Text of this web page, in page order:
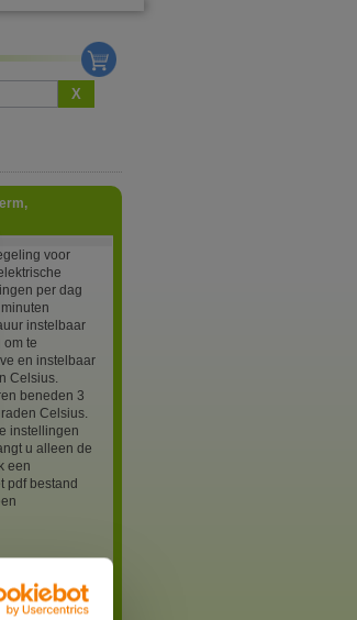
X
voor
per dag
instelbaar
om te
en instelbaar
Celsius.
beneden 3
Celsius.
instellingen
u alleen de
een
pdf bestand
en